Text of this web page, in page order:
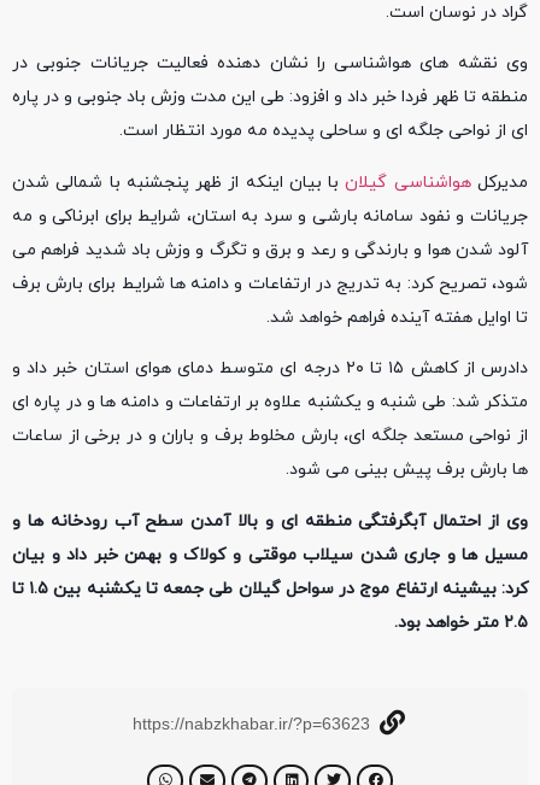
گراد در نوسان است.
وی نقشه های هواشناسی را نشان دهنده فعالیت جریانات جنوبی در
منطقه تا ظهر فردا خبر داد و افزود: طی این مدت وزش باد جنوبی و در پاره
ای از نواحی جلگه ای و ساحلی پدیده مه مورد انتظار است.
مدیرکلهواشناسی گیلانبا بیان اینکه از ظهر پنجشنبه با شمالی شدن
جریانات و نفود سامانه بارشی و سرد به استان، شرایط برای ابرناکی و مه
آلود شدن هوا و بارندگی و رعد و برق و تگرگ و وزش باد شدید فراهم می
شود، تصریح کرد: به تدریج در ارتفاعات و دامنه ها شرایط برای بارش برف
تا اوایل هفته آینده فراهم خواهد شد.
دادرس از کاهش ۱۵ تا ۲۰ درجه ای متوسط دمای هوای استان خبر داد و
متذکر شد: طی شنبه و یکشنبه علاوه بر ارتفاعات و دامنه ها و در پاره ای
از نواحی مستعد جلگه ای، بارش مخلوط برف و باران و در برخی از ساعات
ها بارش برف پیش بینی می شود.
وی از احتمال آبگرفتگی منطقه ای و بالا آمدن سطح آب رودخانه ها و
مسیل ها و جاری شدن سیلاب موقتی و کولاک و بهمن خبر داد و بیان
کرد: بیشینه ارتفاع موج در سواحل گیلان طی جمعه تا یکشنبه بین ۱.۵ تا
۲.۵ متر خواهد بود.
https://nabzkhabar.ir/?p=63623